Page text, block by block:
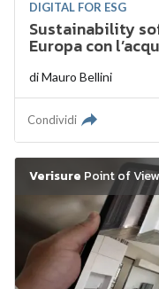
DIGITAL FOR ESG
Sustainability
Europa con
diMauro Bellini
Condividi
Verisure Point of View